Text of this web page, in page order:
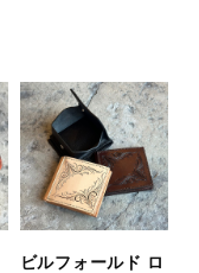
ビルフォールド ロ